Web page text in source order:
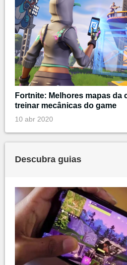
Fortnite: Melhores mapas da
treinar mecânicas do game
10 abr 2020
Descubra guias